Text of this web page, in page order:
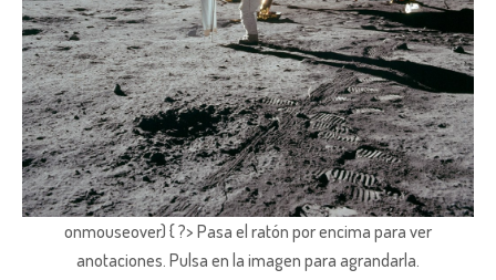
onmouseover) { ?> Pasa el ratón por encima para ver
anotaciones. Pulsa en la imagen para agrandarla.